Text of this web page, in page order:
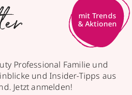
mit Trends
& Aktionen
Professional Familie und
und Insider-Tipps aus
Jetzt anmelden!